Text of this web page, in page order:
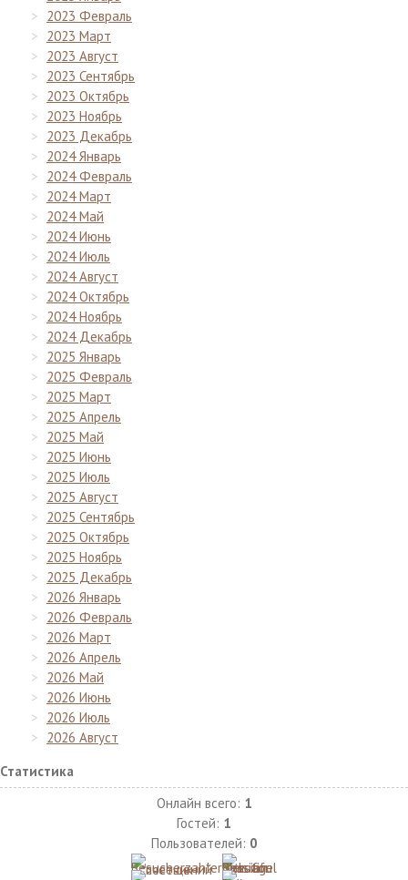
2023 Февраль
2023 Март
2023 Август
2023 Сентябрь
2023 Октябрь
2023 Ноябрь
2023 Декабрь
2024 Январь
2024 Февраль
2024 Март
2024 Май
2024 Июнь
2024 Июль
2024 Август
2024 Октябрь
2024 Ноябрь
2024 Декабрь
2025 Январь
2025 Февраль
2025 Март
2025 Апрель
2025 Май
2025 Июнь
2025 Июль
2025 Август
2025 Сентябрь
2025 Октябрь
2025 Ноябрь
2025 Декабрь
2026 Январь
2026 Февраль
2026 Март
2026 Апрель
2026 Май
2026 Июнь
2026 Июль
2026 Август
Статистика
Онлайн всего: 1
Гостей: 1
Пользователей: 0